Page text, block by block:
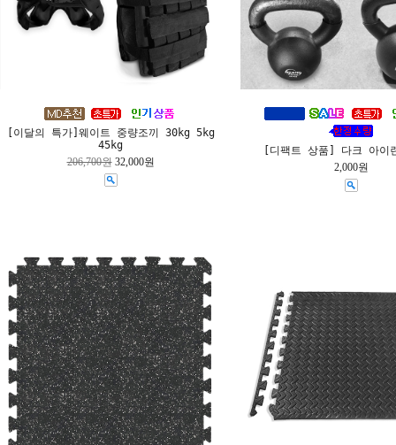
[이달의 특가]웨이트 중량조끼 30kg 5kg
45kg
206,700원 32,000원
[디팩트 상품] 다크 아이
2,000원